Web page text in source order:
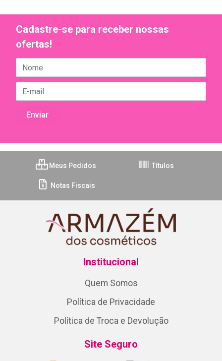
Cadastre-se para receber nossas
ofertas!
Meus Pedidos Títulos
Notas Fiscais
Institucional
Quem Somos
Política de Privacidade
Política de Troca e Devolução
Site Seguro